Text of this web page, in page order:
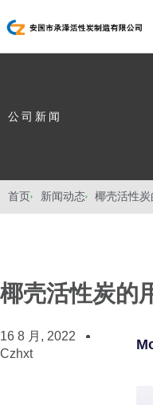
公司新闻
首页 新闻动态 椰壳活性
椰壳活性炭的
16 8 月, 2022
Czhxt